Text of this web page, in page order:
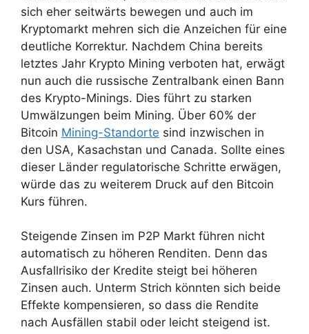
sich eher seitwärts bewegen und auch im
Kryptomarkt mehren sich die Anzeichen für eine
deutliche Korrektur. Nachdem China bereits
letztes Jahr Krypto Mining verboten hat, erwägt
nun auch die russische Zentralbank einen Bann
des Krypto-Minings. Dies führt zu starken
Umwälzungen beim Mining. Über 60% der
Bitcoin Mining-Standorte sind inzwischen in
den USA, Kasachstan und Canada. Sollte eines
dieser Länder regulatorische Schritte erwägen,
würde das zu weiterem Druck auf den Bitcoin
Kurs führen.
Steigende Zinsen im P2P Markt führen nicht
automatisch zu höheren Renditen. Denn das
Ausfallrisiko der Kredite steigt bei höheren
Zinsen auch. Unterm Strich könnten sich beide
Effekte kompensieren, so dass die Rendite
nach Ausfällen stabil oder leicht steigend ist.